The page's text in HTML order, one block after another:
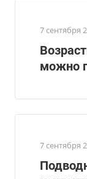
7 сентября
можно
7 сентября